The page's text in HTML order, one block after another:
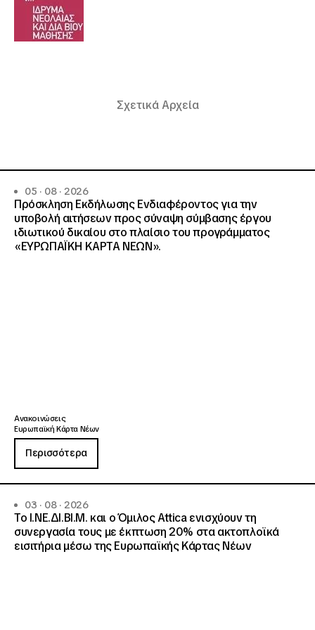
Σχετικά Αρχεία
05 · 08 · 2026
Πρόσκληση Εκδήλωσης Ενδιαφέροντος για την
υποβολή αιτήσεων προς σύναψη σύμβασης έργου
ιδιωτικού δικαίου στο πλαίσιο του προγράμματος
«ΕΥΡΩΠΑΪΚΗ ΚΑΡΤΑ ΝΕΩΝ».
Ανακοινώσεις
Ευρωπαϊκή Κάρτα Νέων
Περισσότερα
03 · 08 · 2026
Το Ι.ΝΕ.ΔΙ.ΒΙ.Μ. και o Όμιλος Attica ενισχύουν τη
συνεργασία τους με έκπτωση 20% στα ακτοπλοϊκά
εισιτήρια μέσω της Ευρωπαϊκής Κάρτας Νέων